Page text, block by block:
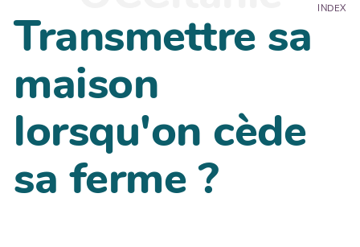
INDEX
Transmettre sa
maison
lorsqu'on cède
sa ferme ?